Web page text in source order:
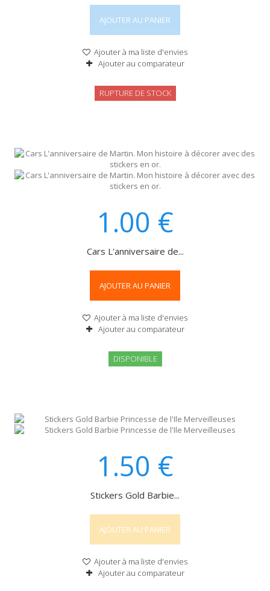
AJOUTER AU PANIER
Ajouter à ma liste d'envies
Ajouter au comparateur
RUPTURE DE STOCK
1.00 €
Cars L'anniversaire de...
AJOUTER AU PANIER
Ajouter à ma liste d'envies
Ajouter au comparateur
DISPONIBLE
1.50 €
Stickers Gold Barbie...
AJOUTER AU PANIER
Ajouter à ma liste d'envies
Ajouter au comparateur